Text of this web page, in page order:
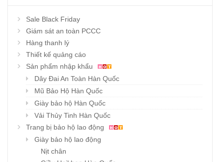
Sale Black Friday
Giám sát an toàn PCCC
Hàng thanh lý
Thiết kế quảng cáo
Sản phẩm nhập khẩu
Dây Đai An Toàn Hàn Quốc
Mũ Bảo Hộ Hàn Quốc
Giày bảo hộ Hàn Quốc
Vải Thủy Tinh Hàn Quốc
Trang bị bảo hộ lao động
Giày bảo hộ lao động
Nịt chân